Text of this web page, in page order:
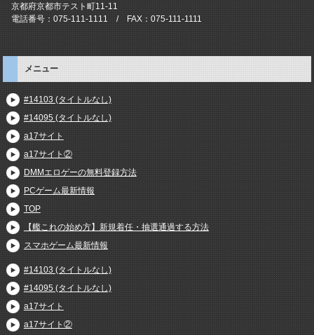
京都府京都市テスト町11-11
電話番号：075-111-1111 / FAX：075-111-1111
メニュー
#14103 (タイトルなし)
#14095 (タイトルなし)
a17サイト
a17サイト②
DMMエロゲーの無料登録方法
PCゲーム最新情報
TOP
【艦これの始め方】新規着任・抽選通過する方法
スマホゲーム最新情報
#14103 (タイトルなし)
#14095 (タイトルなし)
a17サイト
a17サイト②